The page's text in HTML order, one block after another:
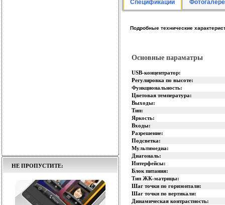
НЕ ПРОПУСТИТЕ:
Спецификации
Подробные технические
Основные параматры
USB-концентратор:
Регулировка по высоте:
Функциональность:
Цветовая температура:
Выходы:
Тип:
Яркость:
Входы:
Разрешение:
Подсветка:
Мультимедиа:
Диагональ:
Интерфейсы:
Блок питания:
Тип ЖК-матрицы:
Шаг точки по горизонтали:
Шаг точки по вертикали:
Динамическая контрастность: